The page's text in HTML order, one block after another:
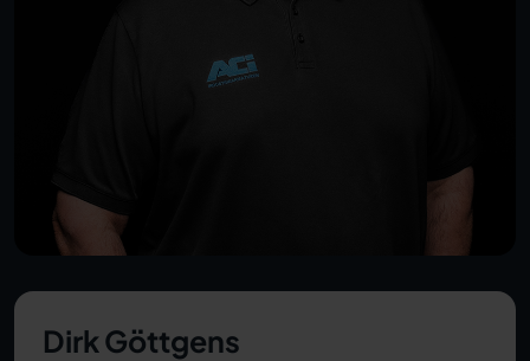
Dirk Göttgens